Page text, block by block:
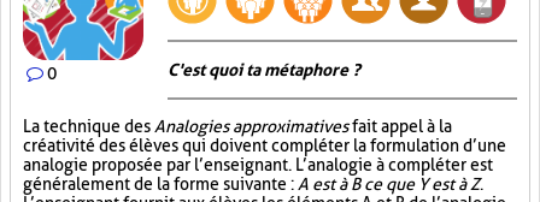
0 C'est quoi ta métaphore ?
La technique des Analogies approximativesfait appel à la
créativité des élèves qui doivent compléter la formulation d’une
analogie proposée par l’enseignant. L’analogie à compléter est
généralement de la forme suivante : A est à B ce que Y est à Z.